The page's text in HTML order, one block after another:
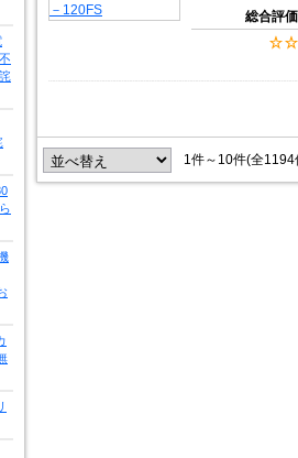
総合評価
1件～10件(全